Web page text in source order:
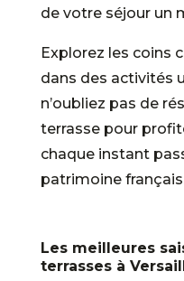
de votre séjour un
Explorez les coins
dans des activités
n’oubliez pas de
terrasse pour
chaque instant
patrimoine
Les meilleures
terrasses à